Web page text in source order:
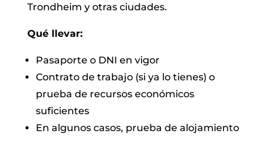
Trondheim y otras ciudades.
Qué llevar:
Pasaporte o DNI en vigor
Contrato de trabajo (si ya lo tienes) o
prueba de recursos económicos
suficientes
En algunos casos, prueba de alojamiento